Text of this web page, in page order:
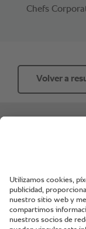
Chefs
Volver a